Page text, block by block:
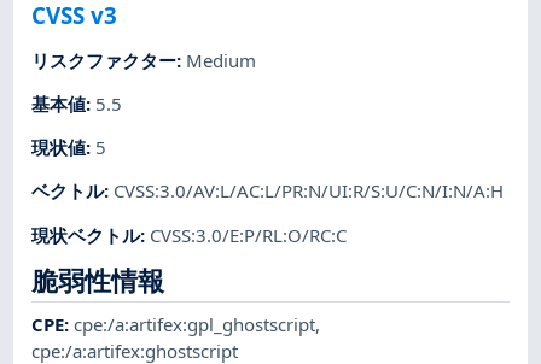
CVSS v3
リスクファクター: Medium
基本値: 5.5
現状値: 5
ベクトル: CVSS:3.0/AV:L/AC:L/PR:N/UI:R/S:U/C:N/I:N/A:H
現状ベクトル: CVSS:3.0/E:P/RL:O/RC:C
脆弱性情報
CPE:cpe:/a:artifex:gpl_ghostscript,
cpe:/a:artifex:ghostscript